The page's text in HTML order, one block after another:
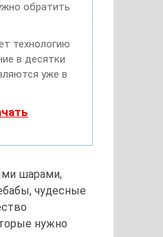
обратить
технологию
в десятки
уже в
шарами,
чудесные
нужно